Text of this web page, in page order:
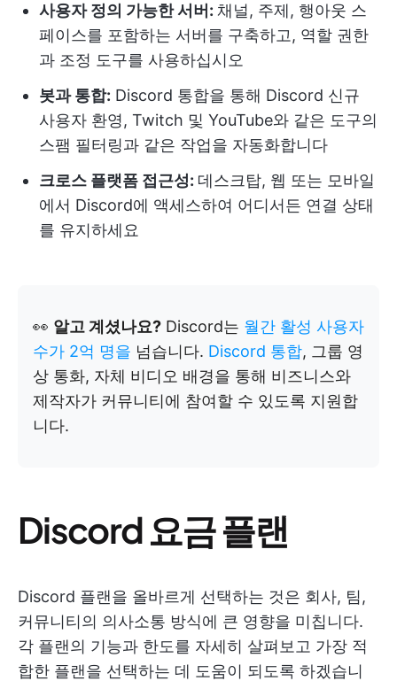
사용자 정의 가능한 서버: 채널, 주제, 행아웃 스
페이스를 포함하는 서버를 구축하고, 역할 권한
과 조정 도구를 사용하십시오
봇과 통합: Discord 통합을 통해 Discord 신규
사용자 환영, Twitch 및 YouTube와 같은 도구의
스팸 필터링과 같은 작업을 자동화합니다
크로스 플랫폼 접근성: 데스크탑, 웹 또는 모바일
에서 Discord에 액세스하여 어디서든 연결 상태
를 유지하세요
👀 알고 계셨나요? Discord는 월간 활성 사용자
수가 2억 명을 넘습니다. Discord 통합, 그룹 영
상 통화, 자체 비디오 배경을 통해 비즈니스와
제작자가 커뮤니티에 참여할 수 있도록 지원합
니다.
Discord 요금 플랜
Discord 플랜을 올바르게 선택하는 것은 회사, 팀,
커뮤니티의 의사소통 방식에 큰 영향을 미칩니다.
각 플랜의 기능과 한도를 자세히 살펴보고 가장 적
합한 플랜을 선택하는 데 도움이 되도록 하겠습니